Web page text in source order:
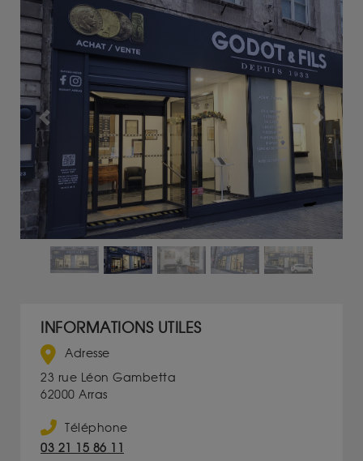
Previous Next
INFORMATIONS UTILES
Adresse
23 rue Léon Gambetta
62000 Arras
Téléphone
03 21 15 86 11